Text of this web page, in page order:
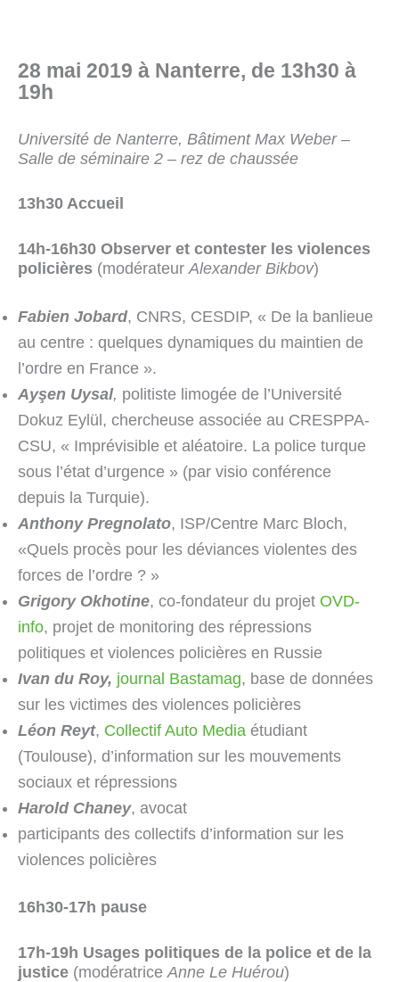
28 mai 2019 à Nanterre, de 13h30 à
19h
Université de Nanterre, Bâtiment Max Weber –
Salle de séminaire 2 – rez de chaussée
13h30 Accueil
14h-16h30 Observer et contester les violences
policières (modérateurAlexander Bikbov)
Fabien Jobard, CNRS, CESDIP, « De la banlieue
au centre : quelques dynamiques du maintien de
l’ordre en France ».
Ayşen Uysal, politiste limogée de l’Université
Dokuz Eylül, chercheuse associée au CRESPPA-
CSU, « Imprévisible et aléatoire. La police turque
sous l’état d’urgence » (par visio conférence
depuis la Turquie).
Anthony Pregnolato, ISP/Centre Marc Bloch,
«Quels procès pour les déviances violentes des
forces de l’ordre ? »
Grigory Okhotine, co-fondateur du projet OVD-
info, projet de monitoring des répressions
politiques et violences policières en Russie
Ivan du Roy, journal Bastamag, base de données
sur les victimes des violences policières
Léon Reyt, Collectif Auto Media étudiant
(Toulouse), d’information sur les mouvements
sociaux et répressions
Harold Chaney, avocat
participants des collectifs d’information sur les
violences policières
16h30-17h pause
17h-19h Usages politiques de la police et de la
justice (modératrice Anne Le Huérou)